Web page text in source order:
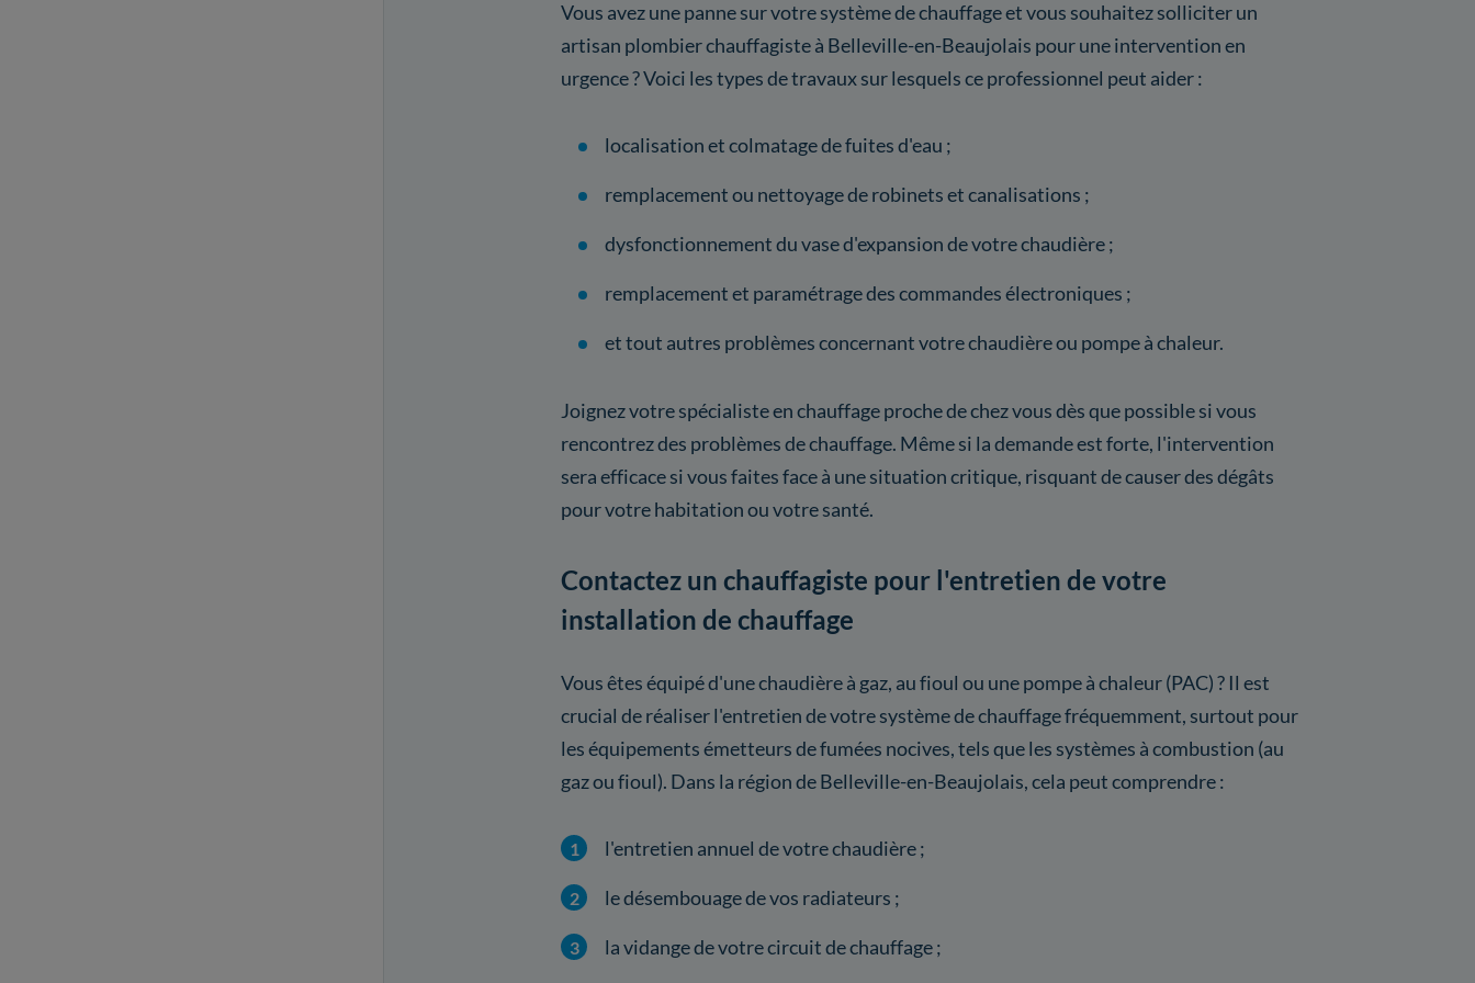
Vous avez une panne sur votre système de chauffage et vous souhaitez solliciter un
artisan plombier chauffagiste à Belleville-en-Beaujolais pour une intervention en
urgence ? Voici les types de travaux sur lesquels ce professionnel peut aider :
localisation et colmatage de fuites d'eau ;
remplacement ou nettoyage de robinets et canalisations ;
dysfonctionnement du vase d'expansion de votre chaudière ;
remplacement et paramétrage des commandes électroniques ;
et tout autres problèmes concernant votre chaudière ou pompe à chaleur.
Joignez votre spécialiste en chauffage proche de chez vous dès que possible si vous
rencontrez des problèmes de chauffage. Même si la demande est forte, l'intervention
sera efficace si vous faites face à une situation critique, risquant de causer des dégâts
pour votre habitation ou votre santé.
Contactez un chauffagiste pour l'entretien de votre
installation de chauffage
Vous êtes équipé d'une chaudière à gaz, au fioul ou une pompe à chaleur (PAC) ? Il est
crucial de réaliser l'entretien de votre système de chauffage fréquemment, surtout pour
les équipements émetteurs de fumées nocives, tels que les systèmes à combustion (au
gaz ou fioul). Dans la région de Belleville-en-Beaujolais, cela peut comprendre :
l'entretien annuel de votre chaudière ;
le désembouage de vos radiateurs ;
la vidange de votre circuit de chauffage ;